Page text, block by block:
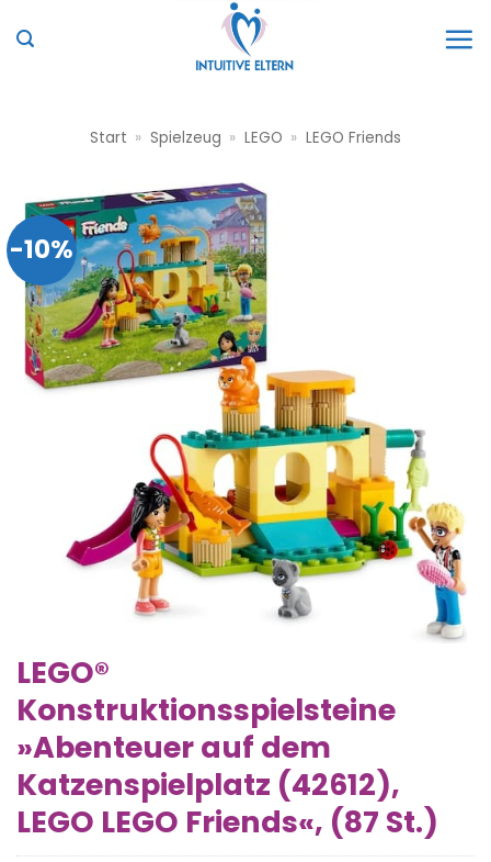
Inhalt
Start » Spielzeug » LEGO » LEGO Friends
-10%
LEGO®
Konstruktionsspielsteine
»Abenteuer auf dem
Katzenspielplatz (42612),
LEGO LEGO Friends«, (87 St.)